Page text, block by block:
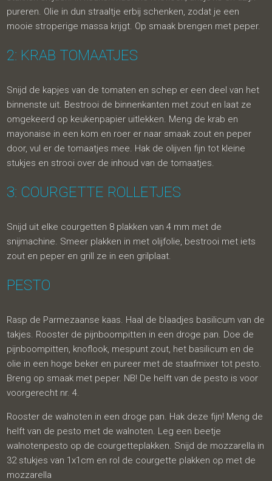
pureren. Olie in dun straaltje erbij schenken, zodat je een
mooie stroperige massa krijgt. Op smaak brengen met peper.
2: KRAB TOMAATJES
Snijd de kapjes van de tomaten en schep er een deel van het
binnenste uit. Bestrooi de binnenkanten met zout en laat ze
omgekeerd op keukenpapier uitlekken. Meng de krab en
mayonaise in een kom en roer er naar smaak zout en peper
door, vul er de tomaatjes mee. Hak de olijven fijn tot kleine
stukjes en strooi over de inhoud van de tomaatjes.
3: COURGETTE ROLLETJES
Snijd uit elke courgetten 8 plakken van 4 mm met de
snijmachine. Smeer plakken in met olijfolie, bestrooi met iets
zout en peper en grill ze in een grilplaat.
PESTO
Rasp de Parmezaanse kaas. Haal de blaadjes basilicum van de
takjes. Rooster de pijnboompitten in een droge pan. Doe de
pijnboompitten, knoflook, mespunt zout, het basilicum en de
olie in een hoge beker en pureer met de staafmixer tot pesto.
Breng op smaak met peper. NB! De helft van de pesto is voor
voorgerecht nr. 4.
Rooster de walnoten in een droge pan. Hak deze fijn! Meng de
helft van de pesto met de walnoten. Leg een beetje
walnotenpesto op de courgetteplakken. Snijd de mozzarella in
32 stukjes van 1x1cm en rol de courgette plakken op met de
mozzarella